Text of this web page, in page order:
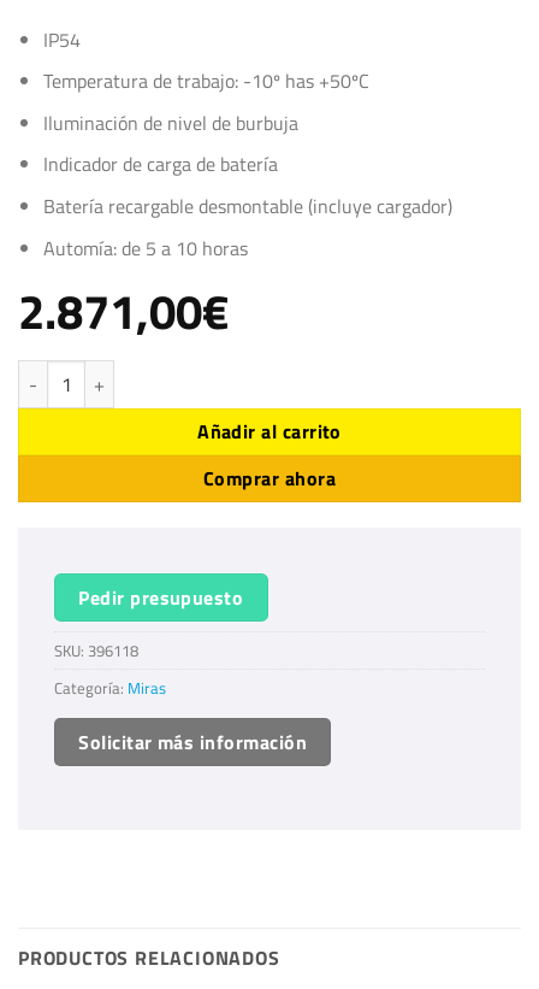
IP54
Temperatura de trabajo: -10º has +50ºC
Iluminación de nivel de burbuja
Indicador de carga de batería
Batería recargable desmontable (incluye cargador)
Automía: de 5 a 10 horas
2.871,00€
Kit de iluminación LED para mira invar 2 m cantidad
Añadir al carrito
Comprar ahora
Pedir presupuesto
SKU: 396118
Categoría: Miras
Solicitar más información
PRODUCTOS RELACIONADOS